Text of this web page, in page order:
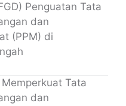
Penguatan Tata
dan
(PPM) di
Tata
dan